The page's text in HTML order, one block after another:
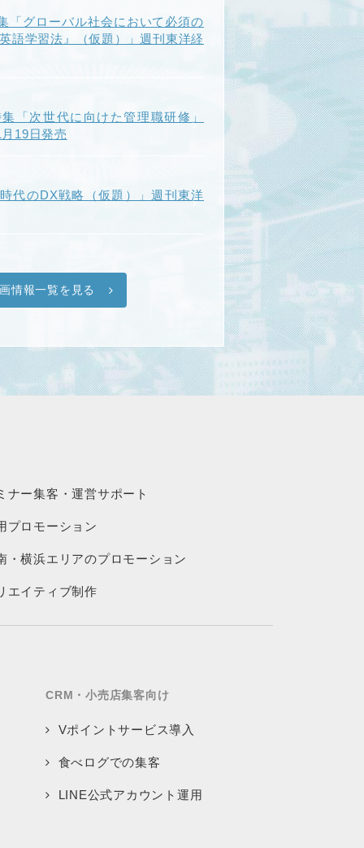
「グローバル社会において必須の
語学習法』（仮題）」週刊東洋経
「次世代に向けた管理職研修」
19日発売
代のDX戦略（仮題）」週刊東洋
情報一覧を見る
ナー集客・運営サポート
プロモーション
・横浜エリアのプロモーション
エイティブ制作
CRM・小売店集客向け
Vポイントサービス導入
食べログでの集客
LINE公式アカウント運用